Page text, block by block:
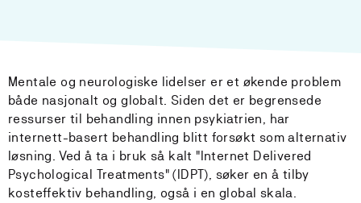
Mentale og neurologiske lidelser er et økende problem
både nasjonalt og globalt. Siden det er begrensede
ressurser til behandling innen psykiatrien, har
internett-basert behandling blitt forsøkt som alternativ
løsning. Ved å ta i bruk så kalt "Internet Delivered
Psychological Treatments" (IDPT), søker en å tilby
kosteffektiv behandling, også i en global skala.